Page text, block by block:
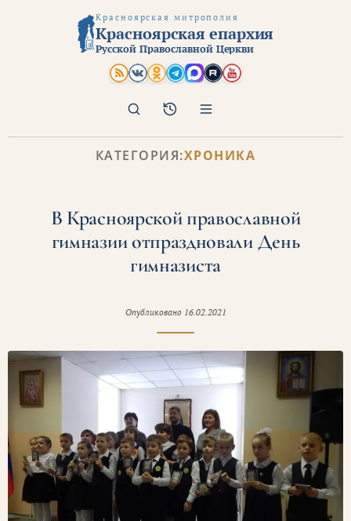
Красноярская митрополия
Красноярская епархия
Русской Православной Церкви
Архив
Поиск
КАТЕГОРИЯ:ХРОНИКА
В Красноярской православной
гимназии отпраздновали День
гимназиста
Опубликовано 16.02.2021